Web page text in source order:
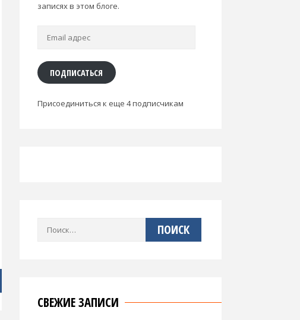
записях в этом блоге.
Email
ПОДПИСАТЬСЯ
Присоединиться к еще 4 подписчикам
СВЕЖИЕ ЗАПИСИ